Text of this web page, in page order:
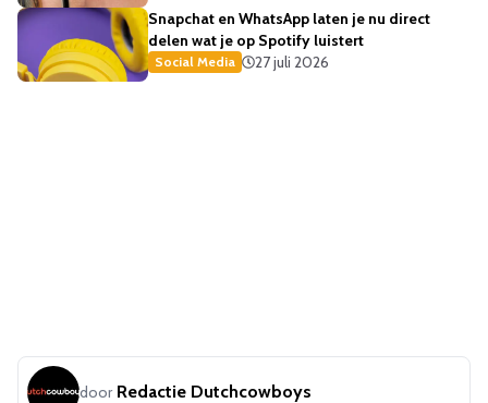
Snapchat en WhatsApp laten je nu direct
delen wat je op Spotify luistert
Social Media 27 juli 2026
door Redactie Dutchcowboys